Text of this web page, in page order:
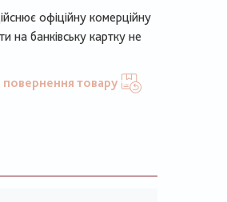
офіційну комерційну
на банківську картку не
товару